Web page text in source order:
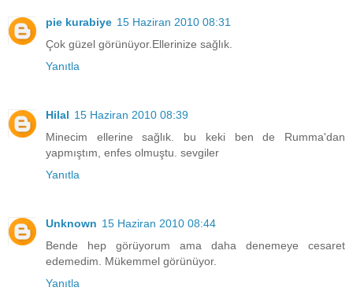
pie kurabiye 15 Haziran 2010 08:31
Çok güzel görünüyor.Ellerinize sağlık.
Yanıtla
Hilal 15 Haziran 2010 08:39
Minecim ellerine sağlık. bu keki ben de Rumma'dan
yapmıştım, enfes olmuştu. sevgiler
Yanıtla
Unknown 15 Haziran 2010 08:44
Bende hep görüyorum ama daha denemeye cesaret
edemedim. Mükemmel görünüyor.
Yanıtla